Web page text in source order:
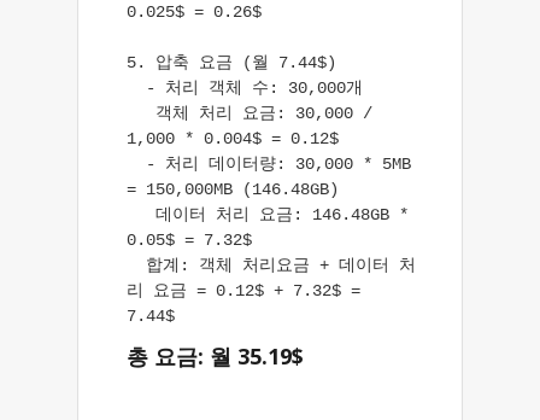
0.025$ = 0.26$
5. 압축 요금 (월 7.44$)
1,000 * 0.004$ = 0.12$
= 150,000MB (146.48GB)
0.05$ = 7.32$
리 요금 = 0.12$ + 7.32$ =
7.44$
총 요금: 월 35.19$